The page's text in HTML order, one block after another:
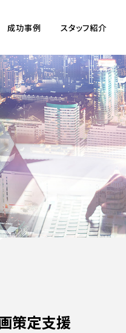
成功事例 スタッフ紹介
策定支援